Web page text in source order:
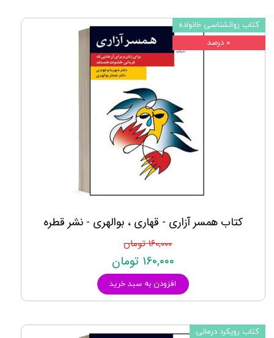
کتاب همسر آزاری - قهاری ، بوالهری - نشر قطره
۱۶۰,۰۰۰ تومان
۱۶۰,۰۰۰ تومان
افزودن به سبد خرید
کتاب روانشناسی خانواده
۰ درصد
کتاب رویکرد درمانی